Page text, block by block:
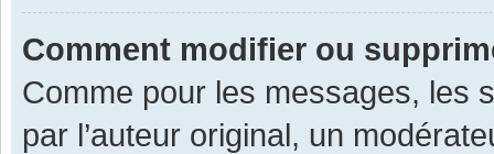
Comment modifier ou
Comme pour les messages, les
par l’auteur original, un